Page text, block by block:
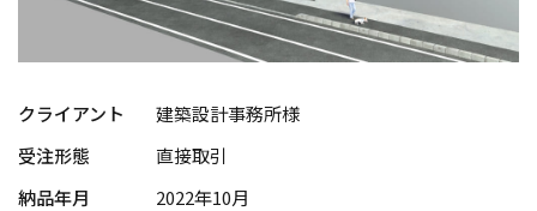
クライアント
建築設計事務所様
受注形態
直接取引
納品年月
2022年10月